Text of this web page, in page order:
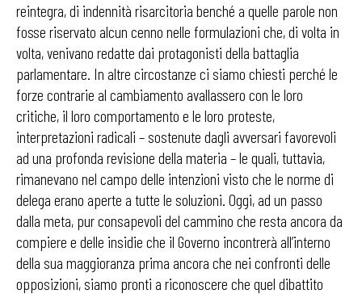
reintegra, di indennità risarcitoria benché a quelle parole non
fosse riservato alcun cenno nelle formulazioni che, di volta in
volta, venivano redatte dai protagonisti della battaglia
parlamentare. In altre circostanze ci siamo chiesti perché le
forze contrarie al cambiamento avallassero con le loro
critiche, il loro comportamento e le loro proteste,
interpretazioni radicali – sostenute dagli avversari favorevoli
ad una profonda revisione della materia – le quali, tuttavia,
rimanevano nel campo delle intenzioni visto che le norme di
delega erano aperte a tutte le soluzioni. Oggi, ad un passo
dalla meta, pur consapevoli del cammino che resta ancora da
compiere e delle insidie che il Governo incontrerà all’interno
della sua maggioranza prima ancora che nei confronti delle
opposizioni, siamo pronti a riconoscere che quel dibattito